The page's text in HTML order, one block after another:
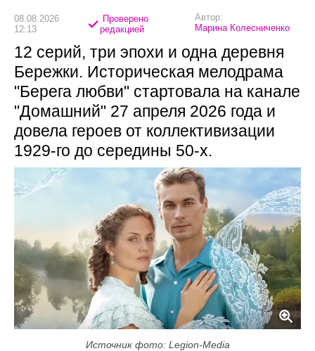
08.08.2026
12:13
Проверено
редакцией
Автор:
Марина Колесниченко
12 серий, три эпохи и одна деревня
Бережки. Историческая мелодрама
"Берега любви" стартовала на канале
"Домашний" 27 апреля 2026 года и
довела героев от коллективизации
1929-го до середины 50-х.
Источник фото: Legion-Media